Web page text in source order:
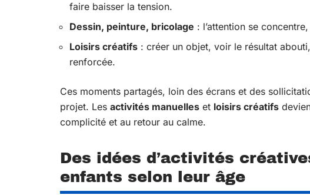
faire baisser la tension.
Dessin, peinture, bricolage : l’attention se
Loisirs créatifs : créer un objet, voir le résultat
renforcée.
Ces moments partagés, loin des écrans et des
projet. Les activités manuelles et loisirs créatifs
complicité et au retour au calme.
Des idées d’activités
enfants selon leur âge